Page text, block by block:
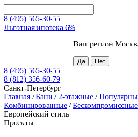
8 (495) 565-30-55
Льготная ипотека 6%
Ваш регион
8 (495) 565-30-55
8 (812) 336-60-79
Санкт-Петербург
Главная /Бани / 2-этажные /
Комбинированные /
Европейский стиль
Проекты